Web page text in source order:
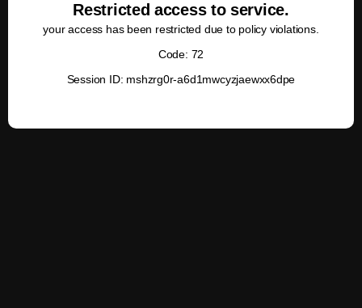
Restricted access to service.
your access has been restricted due to policy violations.
Code: 72
Session ID: mshzrg0r-a6d1mwcyzjaewxx6dpe